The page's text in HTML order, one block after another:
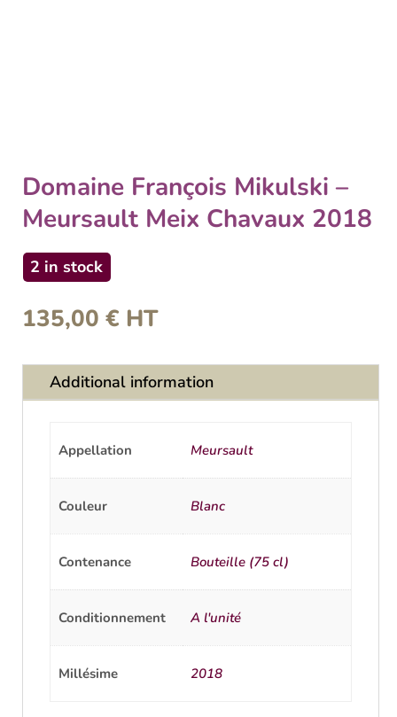
Domaine François Mikulski –
Meursault Meix Chavaux 2018
2 in stock
135,00 € HT
Additional information
Appellation Meursault
Couleur Blanc
Contenance Bouteille (75 cl)
Conditionnement A l'unité
Millésime 2018